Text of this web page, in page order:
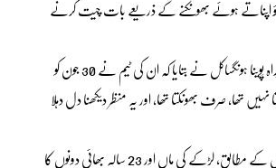
اپناتے ہوئے بھونکنے کے ذریعے بات چیت کرنے
اسی فاؤنڈیشن کی سربراہ پَوینا ہونگساکل نے بتایا کہ ان کی ٹیم نے 30 جون کو
نہیں تھا، صرف بھونکتا تھا، اور یہ منظر دیکھنا دل دہلا
مقامی میڈیا کی رپورٹس کے مطابق، لڑکے کی ماں اور 23 سالہ بھائی دونوں کا